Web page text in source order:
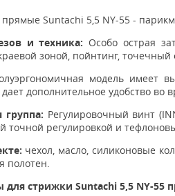
Suntachi 5,5 NY-55 -
и техника: Особо острая
зоной, пойнтинг, точечный
модель имеет
дополнительное удобство во
группа: Регулировочный винт
точной регулировкой и
чехол, масло, силиконовые
полотен.
стрижки Suntachi 5,5 NY-55